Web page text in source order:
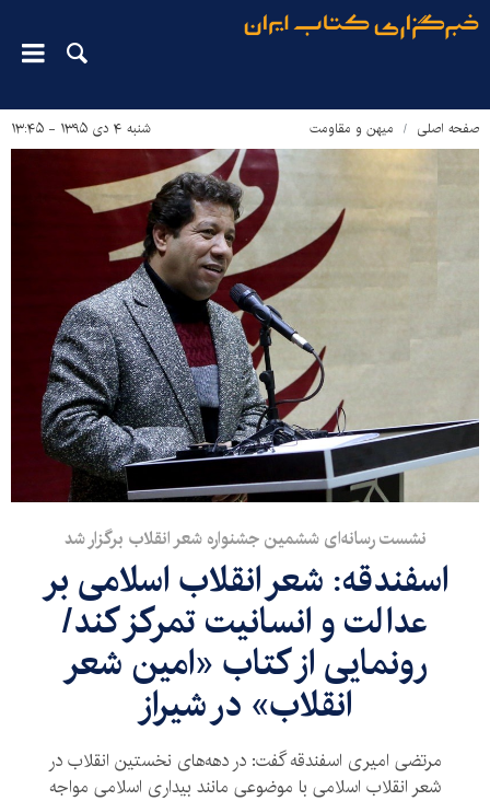
صفحه اصلی میهن و مقاومت شنبه ۴ دی ۱۳۹۵ - ۱۳:۴۵
نشست رسانه‌ای ششمین جشنواره شعر انقلاب برگزار شد
اسفندقه: شعر انقلاب اسلامی بر
عدالت و انسانیت تمرکز کند/
رونمایی از کتاب «امین شعر
انقلاب» در شیراز
مرتضی امیری اسفندقه گفت: در دهه‌های نخستین انقلاب در
شعر انقلاب اسلامی با موضوعی مانند بیداری اسلامی مواجه